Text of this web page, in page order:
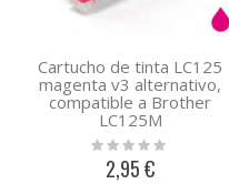
Cartucho de tinta LC125
magenta v3 alternativo,
compatible a Brother
LC125M
Rating:
2,95 €